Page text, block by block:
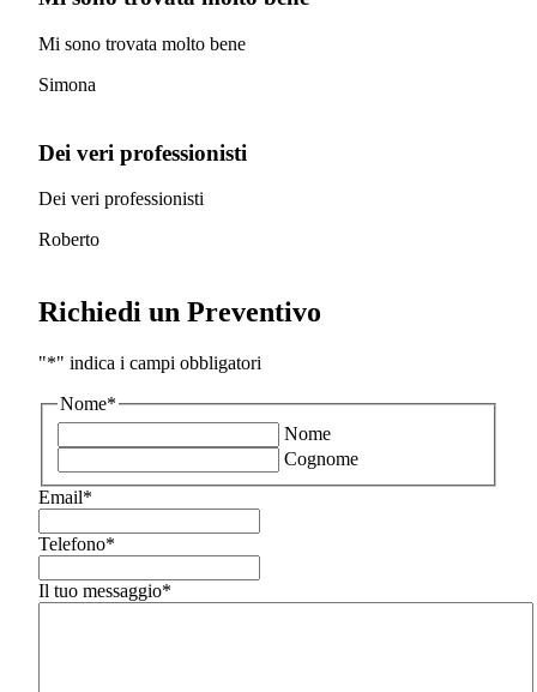
Mi sono trovata molto bene
Simona
Dei veri professionisti
Dei veri professionisti
Roberto
Richiedi un Preventivo
"*" indica i campi obbligatori
Nome*
Nome
Cognome
Email*
Telefono*
Il tuo messaggio*